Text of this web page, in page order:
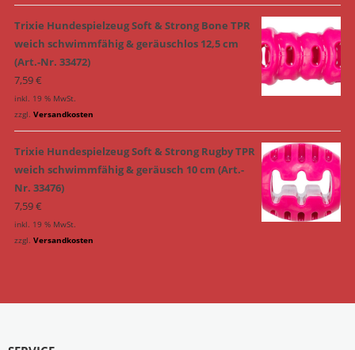
Trixie Hundespielzeug Soft & Strong Bone TPR
weich schwimmfähig & geräuschlos 12,5 cm
(Art.-Nr. 33472)
7,59€
inkl. 19 % MwSt.
zzgl. Versandkosten
Trixie Hundespielzeug Soft & Strong Rugby TPR
weich schwimmfähig & geräusch 10 cm (Art.-
Nr. 33476)
7,59€
inkl. 19 % MwSt.
zzgl. Versandkosten